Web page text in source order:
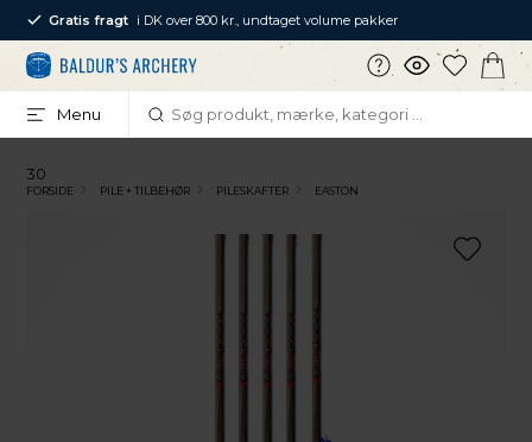
Gratis fragt i DK over 800 kr., undtaget volume pakker
Menu
30
FORSIDE PILE + TILBEHØR PILESKAFTER EASTON